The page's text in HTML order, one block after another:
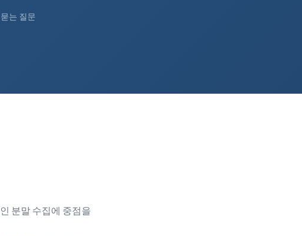
는 질문
분말 수집에 중점을